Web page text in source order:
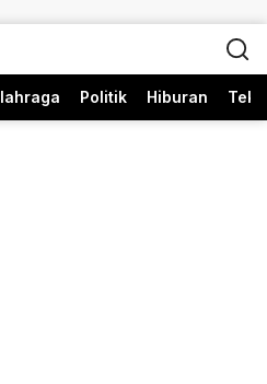
Politik Hiburan